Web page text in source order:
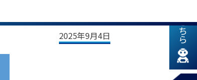
2025年9月4日